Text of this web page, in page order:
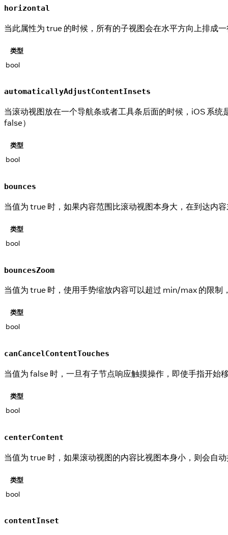
horizontal
当此属性为 true 的时候，所有的子视图会在水平方向上排成
类型
bool
automaticallyAdjustContentInsets
当滚动视图放在一个导航条或者工具条后面的时候，iOS 系
false）
类型
bool
bounces
当值为 true 时，如果内容范围比滚动视图本身大，在到达内
类型
bool
bouncesZoom
当值为 true 时，使用手势缩放内容可以超过 min/max 的限
类型
bool
canCancelContentTouches
当值为 false 时，一旦有子节点响应触摸操作，即使手指开
类型
bool
centerContent
当值为 true 时，如果滚动视图的内容比视图本身小，则会自
类型
bool
contentInset